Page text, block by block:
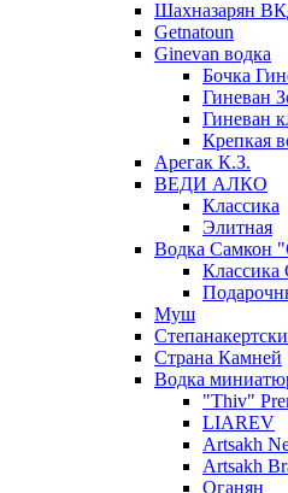
Шахназарян
Getnatoun
Ginevan водка
Бочка
Гиневан
Гиневан
Крепкая
Арегак К.З.
ВЕДИ АЛКО
Классика
Элитная
Водка Самкон
Классика
Муш
Страна Камней
Водка
"Thiv"
LIAREV
Artsakh
Artsakh
Оганян